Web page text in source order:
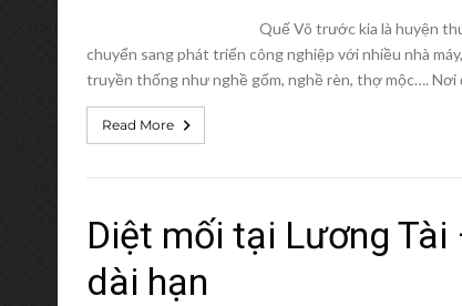
Quế Võ trước kia là huyện
chuyển sang phát triển công nghiệp với nhiều nhà
truyền thống như nghề gốm, nghề rèn, thợ mộc….
Read More
Diệt mối tại Lương
dài hạn